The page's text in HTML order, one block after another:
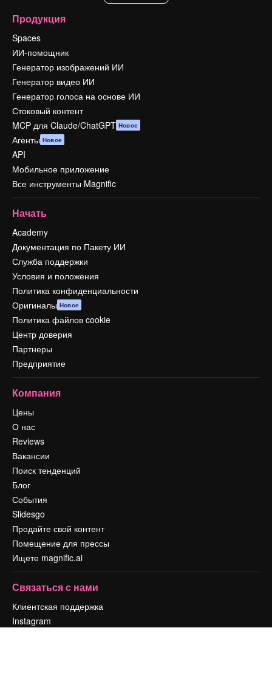
Продукция
Spaces
ИИ-помощник
Генератор изображений ИИ
Генератор видео ИИ
Генератор голоса на основе ИИ
Стоковый контент
MCP для Claude/ChatGPT Новое
Агенты Новое
API
Мобильное приложение
Все инструменты Magnific
Начать
Academy
Документация по Пакету ИИ
Служба поддержки
Условия и положения
Политика конфиденциальности
Оригиналы Новое
Политика файлов cookie
Центр доверия
Партнеры
Предприятие
Компания
Цены
О нас
Reviews
Вакансии
Поиск тенденций
Блог
События
Slidesgo
Продайте свой контент
Помещение для прессы
Ищете magnific.ai
Связаться с нами
Клиентская поддержка
Instagram